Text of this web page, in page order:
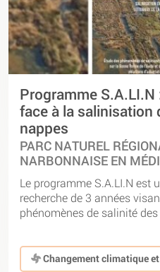
Programme
face à la salinisation
nappes
PARC NATUREL
NARBONNAISE EN
Le programme S.A.LI.N est
recherche de 3 années
phénomènes de salinité
Changement climatique